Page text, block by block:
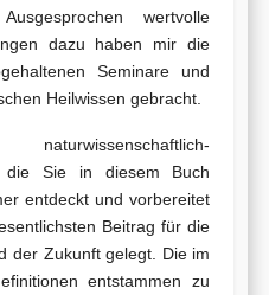
wertvolle
dazu haben mir die
Seminare und
Heilwissen gebracht.
die Sie in diesem Buch
entdeckt und vorbereitet
Beitrag für die
der Zukunft gelegt. Die im
entstammen zu